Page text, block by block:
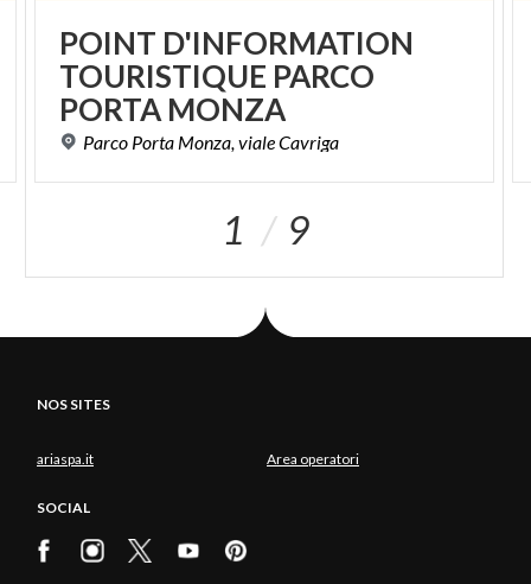
POINT D'INFORMATION
TOURISTIQUE PARCO
PORTA MONZA
Parco Porta Monza,vialeCavriga
1 9
NOS SITES
ariaspa.it Area operatori
SOCIAL